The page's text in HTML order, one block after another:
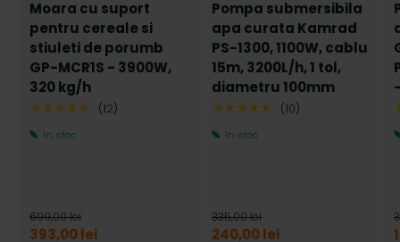
Moara cu suport
pentru cereale si
stiuleti de porumb
GP-MCR1S - 3900W,
320 kg/h
★★★★★ (12)
In stoc
393,00 lei
699,00 lei
Pompa submersibila
apa curata Kamrad
PS-1300, 1100W, cablu
15m, 3200L/h, 1 tol,
diametru 100mm
★★★★★ (10)
In stoc
240,00 lei
335,00 lei